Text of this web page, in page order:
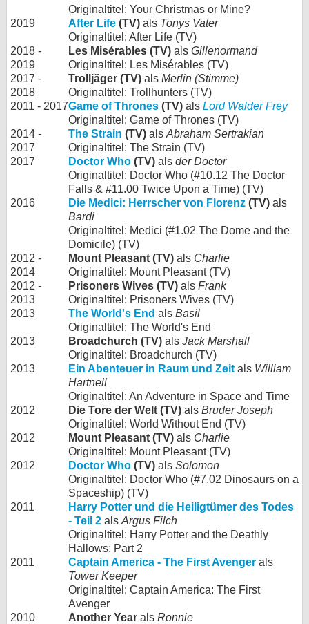
Originaltitel: Your Christmas or Mine?
2019
After Life (TV) als Tonys Vater
Originaltitel: After Life (TV)
2018 -
2019
Les Misérables (TV) als Gillenormand
Originaltitel: Les Misérables (TV)
2017 -
2018
Trolljäger (TV) als Merlin (Stimme)
Originaltitel: Trollhunters (TV)
2011 - 2017Game of Thrones (TV) als Lord Walder Frey
Originaltitel: Game of Thrones (TV)
2014 -
2017
The Strain (TV) als Abraham Sertrakian
Originaltitel: The Strain (TV)
2017
Doctor Who (TV) als der Doctor
Originaltitel: Doctor Who (#10.12 The Doctor
Falls & #11.00 Twice Upon a Time) (TV)
2016
Die Medici: Herrscher von Florenz (TV) als
Bardi
Originaltitel: Medici (#1.02 The Dome and the
Domicile) (TV)
2012 -
2014
Mount Pleasant (TV) als Charlie
Originaltitel: Mount Pleasant (TV)
2012 -
2013
Prisoners Wives (TV) als Frank
Originaltitel: Prisoners Wives (TV)
2013
The World's End als Basil
Originaltitel: The World's End
2013
Broadchurch (TV) als Jack Marshall
Originaltitel: Broadchurch (TV)
2013
Ein Abenteuer in Raum und Zeit als William
Hartnell
Originaltitel: An Adventure in Space and Time
2012
Die Tore der Welt (TV) als Bruder Joseph
Originaltitel: World Without End (TV)
2012
Mount Pleasant (TV) als Charlie
Originaltitel: Mount Pleasant (TV)
2012
Doctor Who (TV) als Solomon
Originaltitel: Doctor Who (#7.02 Dinosaurs on a
Spaceship) (TV)
2011
Harry Potter und die Heiligtümer des Todes
- Teil 2 als Argus Filch
Originaltitel: Harry Potter and the Deathly
Hallows: Part 2
2011
Captain America - The First Avenger als
Tower Keeper
Originaltitel: Captain America: The First
Avenger
2010
Another Year als Ronnie